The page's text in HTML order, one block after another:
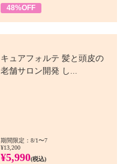
48%OFF
キュアフォルテ 髪と頭皮の
老舗サロン開発 し...
期間限定：8/1〜7
¥13,200
¥5,990(税込)